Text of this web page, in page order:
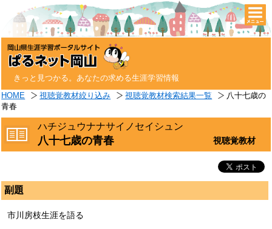
きっと見つかる。あなたの求める生涯学習情報
HOME 視聴覚教材絞り込み 視聴覚教材検索結果一覧
八十七歳の
青春
ハチジュウナナサイノセイシュン
八十七歳の青春 視聴覚教材
副題
市川房枝生涯を語る